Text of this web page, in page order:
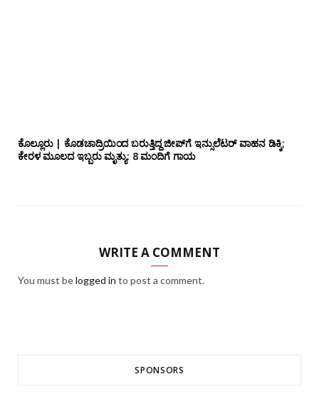
ಕೊಲ್ಲೂರು | ಕೊಡಚಾದ್ರಿಯಿಂದ ಬರುತ್ತಿದ್ದ ಜೀಪ್‌ಗೆ ಇನ್ಸುಲೆಟರ್ ವಾಹನ ಡಿಕ್ಕಿ;
ಕೇರಳ ಮೂಲದ ಇಬ್ಬರು ಮೃತ್ಯು: 8 ಮಂದಿಗೆ ಗಾಯ
WRITE A COMMENT
You must belogged in to post a comment.
SPONSORS